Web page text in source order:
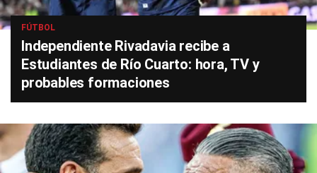
FÚTBOL
Independiente Rivadavia recibe a
Estudiantes de Río Cuarto: hora, TV y
probables formaciones